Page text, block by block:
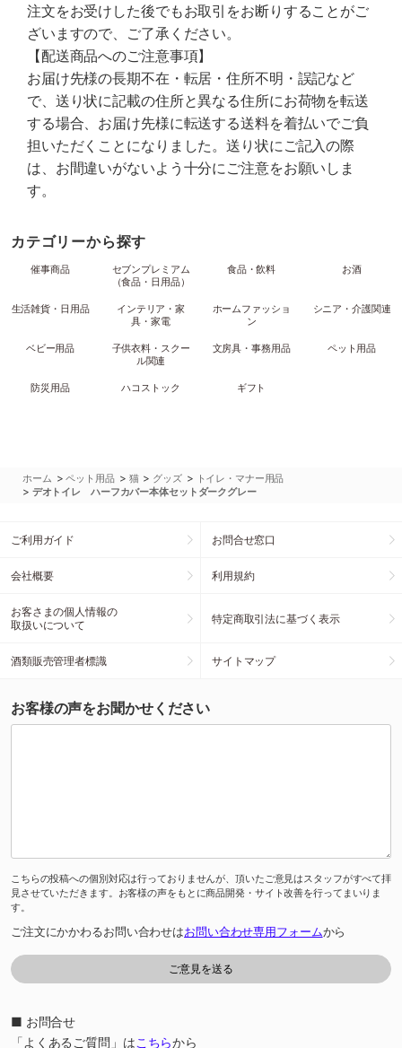
注文をお受けした後でもお取引をお断りすることがご
ざいますので、ご了承ください。
【配送商品へのご注意事項】
お届け先様の長期不在・転居・住所不明・誤記など
で、送り状に記載の住所と異なる住所にお荷物を転送
する場合、お届け先様に転送する送料を着払いでご負
担いただくことになりました。送り状にご記入の際
は、お間違いがないよう十分にご注意をお願いしま
す。
カテゴリーから探す
催事商品
セブンプレミアム
（食品・日用品）
食品・飲料 お酒
生活雑貨・日用品
インテリア・家
具・家電
ホームファッショ
ン
シニア・介護関連
ベビー用品
子供衣料・スクー
ル関連
文房具・事務用品 ペット用品
防災用品 ハコストック ギフト
ホーム >ペット用品 > 猫 > グッズ > トイレ・マナー用品
> デオトイレ ハーフカバー本体セットダークグレー
ご利用ガイド お問合せ窓口
会社概要 利用規約
お客さまの個人情報の
取扱いについて
特定商取引法に基づく表示
酒類販売管理者標識 サイトマップ
お客様の声をお聞かせください
こちらの投稿への個別対応は行っておりませんが、頂いたご意見はスタッフがすべて拝
見させていただきます。お客様の声をもとに商品開発・サイト改善を行ってまいりま
す。
ご注文にかかわるお問い合わせはお問い合わせ専用フォームから
■ お問合せ
「よくあるご質問」はこちらから